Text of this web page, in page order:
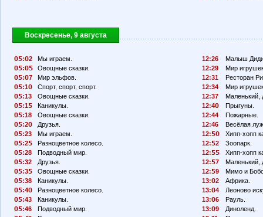
Воскресенье, 9 августа
: 2
Мы играем.
:
Овощные сказки.
:
7
Мир эльфов.
:1
Спорт, спорт, спорт.
:13
Овощные сказки.
:1
Каникулы.
:18
Овощные сказки.
:2
Друзья.
:23
Мы играем.
:2
Разноцветное колесо.
:28
Подводный мир.
:32
Друзья.
:3
Овощные сказки.
:38
Каникулы.
:4
Разноцветное колесо.
:43
Каникулы.
:46
Подводный мир.
12:26
Малыш
12:29
Мир
12:31
Ресторан
12:34
Мир
12:37
Маленький,
12:4
Прыгуны.
12:44
Пожарные.
12:46
Весёлая
12:
Хипп-хопп
12:
2
Зоопарк.
12:
Хипп-хопп
12:
7
Маленький,
12:
9
Мимо и
13:
2
Африка.
13:
4
Леоново
13:
6
Рауль.
13:
9
Диноленд.